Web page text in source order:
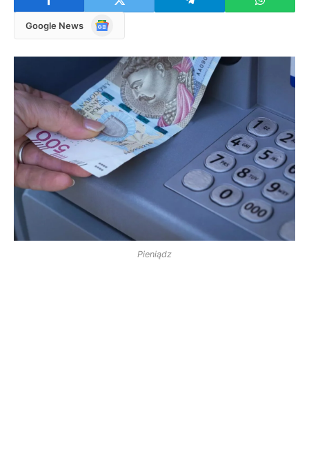
Google News
Google
Pieniądz